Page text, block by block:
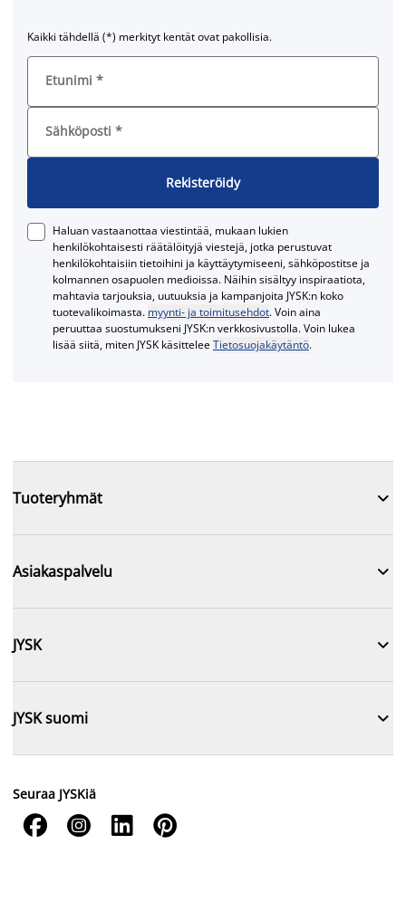
Kaikki tähdellä (*) merkityt kentät ovat pakollisia.
Etunimi *
Sähköposti *
Rekisteröidy
Haluan vastaanottaa viestintää, mukaan lukien
henkilökohtaisesti räätälöityjä viestejä, jotka perustuvat
henkilökohtaisiin tietoihini ja käyttäytymiseeni, sähköpostitse ja
kolmannen osapuolen medioissa. Näihin sisältyy inspiraatiota,
mahtavia tarjouksia, uutuuksia ja kampanjoita JYSK:n koko
tuotevalikoimasta. myynti- ja toimitusehdot. Voin aina
peruuttaa suostumukseni JYSK:n verkkosivustolla. Voin lukea
lisää siitä, miten JYSK käsitteleeTietosuojakäytäntö.
Tuoteryhmät 
Asiakaspalvelu 
JYSK 
JYSK suomi 
Seuraa JYSKiä
   